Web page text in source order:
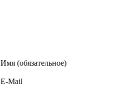
Имя (обязательное)
E-Mail